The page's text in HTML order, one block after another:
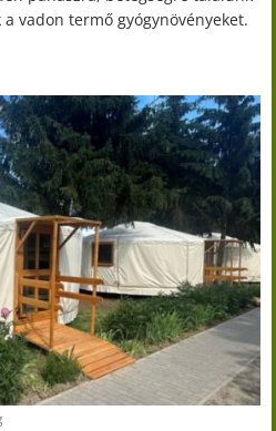
vadon termő gyógynövényeket.